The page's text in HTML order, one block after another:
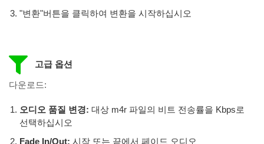
"변환"버튼을 클릭하여 변환을 시작하십시오
고급 옵션
다운로드:
오디오 품질 변경: 대상 m4r 파일의 비트 전송률을 Kbps로
선택하십시오
Fade In/Out: 시작 또는 끝에서 페이드 오디오